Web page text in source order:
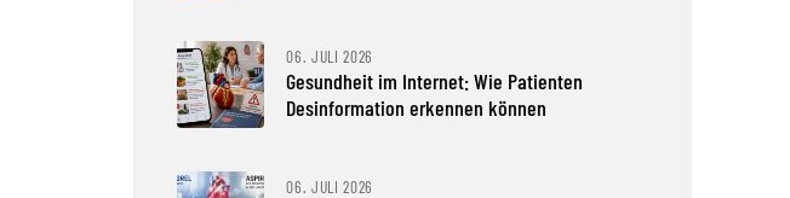
06. JULI 2026
Gesundheit im Internet: Wie Patienten
Desinformation erkennen können
06. JULI 2026